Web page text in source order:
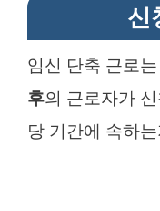
신
임신 단축 근로는
후의 근로자가
당 기간에 속하